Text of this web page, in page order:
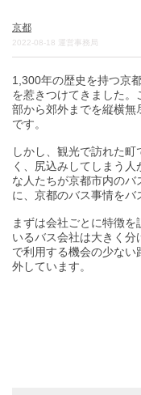
京都
2022-08-18 運営事務局
1,300年の歴史を持つ京
を惹きつけてきました
部から郊外までを縦横無
です。
しかし、観光で訪れた
く、尻込みしてしまう
な人たちが京都市内のバ
に、京都のバス事情をバ
まずは会社ごとに特徴
いるバス会社は大きく
で利用する機会の少な
外しています。